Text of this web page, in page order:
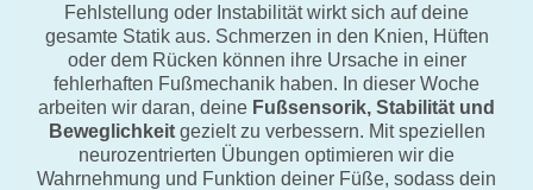
Fehlstellung oder Instabilität wirkt sich auf deine
gesamte Statik aus. Schmerzen in den Knien, Hüften
oder dem Rücken können ihre Ursache in einer
fehlerhaften Fußmechanik haben. In dieser Woche
arbeiten wir daran, deine Fußsensorik, Stabilität und
Beweglichkeitgezielt zu verbessern. Mit speziellen
neurozentrierten Übungen optimieren wir die
Wahrnehmung und Funktion deiner Füße, sodass dein